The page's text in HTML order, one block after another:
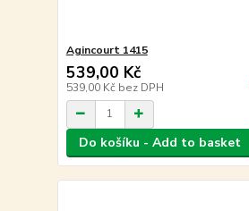
Agincourt 1415
539,00 Kč
539,00 Kč bez DPH
Do košíku - Add to basket